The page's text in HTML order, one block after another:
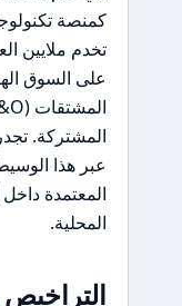
تخدم ملايين
على السوق
المشتركة.
عبر هذا
المعتمدة داخل
المحلية.
التراخيص